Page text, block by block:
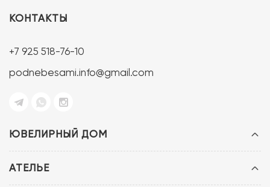
ЮВЕЛИРНЫЙ ДОМ
АТЕЛЬЕ
КОНТАКТЫ
+7 925 518-76-10
podnebesami.info@gmail.com